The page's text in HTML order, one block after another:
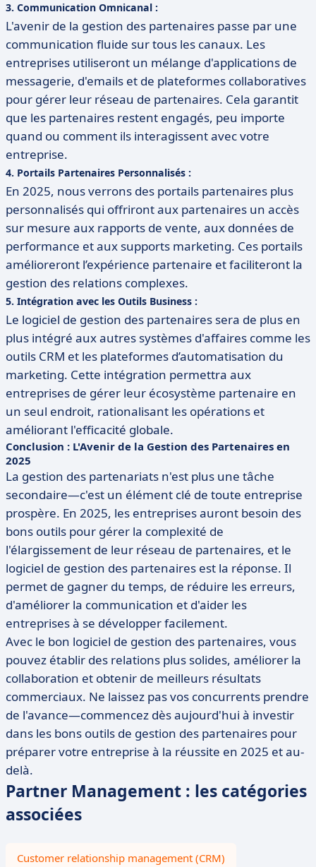
3. Communication Omnicanal :
L'avenir de la gestion des partenaires passe par une
communication fluide sur tous les canaux. Les
entreprises utiliseront un mélange d'applications de
messagerie, d'emails et de plateformes collaboratives
pour gérer leur réseau de partenaires. Cela garantit
que les partenaires restent engagés, peu importe
quand ou comment ils interagissent avec votre
entreprise.
4. Portails Partenaires Personnalisés :
En 2025, nous verrons des portails partenaires plus
personnalisés qui offriront aux partenaires un accès
sur mesure aux rapports de vente, aux données de
performance et aux supports marketing. Ces portails
amélioreront l’expérience partenaire et faciliteront la
gestion des relations complexes.
5. Intégration avec les Outils Business :
Le logiciel de gestion des partenaires sera de plus en
plus intégré aux autres systèmes d'affaires comme les
outils CRM et les plateformes d’automatisation du
marketing. Cette intégration permettra aux
entreprises de gérer leur écosystème partenaire en
un seul endroit, rationalisant les opérations et
améliorant l'efficacité globale.
Conclusion : L'Avenir de la Gestion des Partenaires en
2025
La gestion des partenariats n'est plus une tâche
secondaire—c'est un élément clé de toute entreprise
prospère. En 2025, les entreprises auront besoin des
bons outils pour gérer la complexité de
l'élargissement de leur réseau de partenaires, et le
logiciel de gestion des partenaires est la réponse. Il
permet de gagner du temps, de réduire les erreurs,
d'améliorer la communication et d'aider les
entreprises à se développer facilement.
Avec le bon logiciel de gestion des partenaires, vous
pouvez établir des relations plus solides, améliorer la
collaboration et obtenir de meilleurs résultats
commerciaux. Ne laissez pas vos concurrents prendre
de l'avance—commencez dès aujourd'hui à investir
dans les bons outils de gestion des partenaires pour
préparer votre entreprise à la réussite en 2025 et au-
delà.
Partner Management : les catégories
associées
Customer relationship management (CRM)